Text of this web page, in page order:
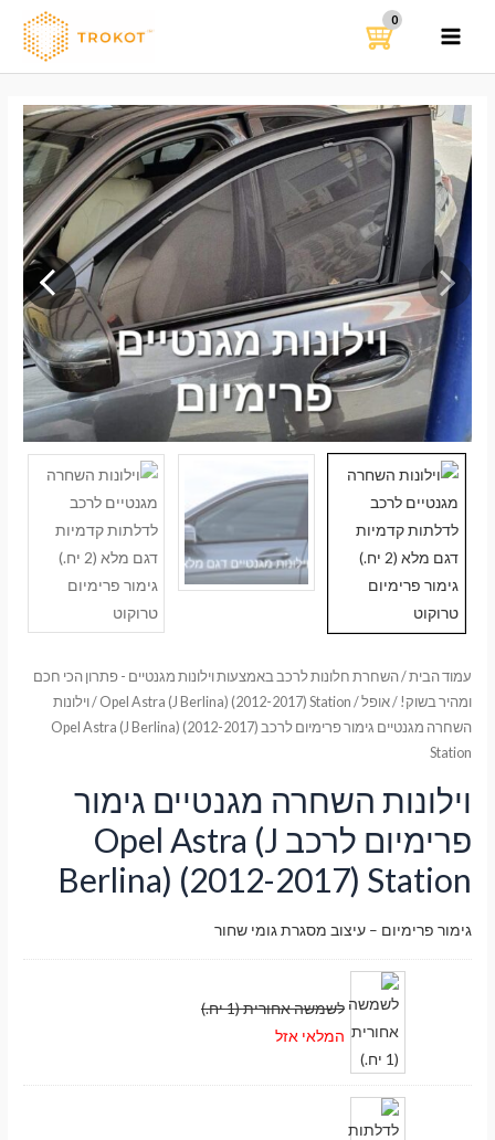
MAIN
עמוד הבית/השחרת חלונות לרכב באמצעות וילונות מגנטיים - פתרון הכי חכם
ומהיר בשוק! /אופל/
Opel Astra (J Berlina) (2012-2017) Station / וילונות
השחרה מגנטיים גימור פרימיום לרכב Opel Astra (J Berlina) (2012-2017)
Station
וילונות השחרה מגנטיים גימור
פרימיום לרכב Opel Astra (J
Berlina) (2012-2017) Station
גימור פרימיום – עיצוב מסגרת גומי שחור
לשמשה אחורית (1 יח.)
המלאי אזל